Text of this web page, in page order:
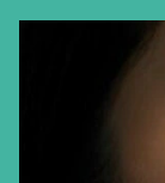
and blue